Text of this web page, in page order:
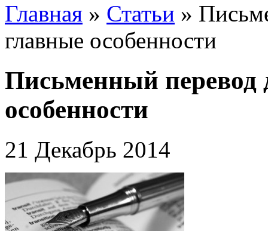
Главная » Статьи »
главные особенности
Письменный перевод
особенности
21 Декабрь 2014